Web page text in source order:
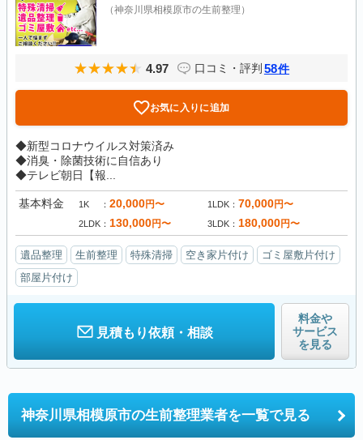
（神奈川県相模原市の生前整理）
4.97 口コミ・評判 58件
お気に入りに追加
◆新型コロナウイルス対策済み
◆消臭・除菌技術に自信あり
◆テレビ朝日【報...
基本料金 1K 20,000円〜 1LDK 70,000円〜
2LDK 130,000円〜 3LDK 180,000円〜
遺品整理 生前整理 特殊清掃 空き家片付け
ゴミ屋敷片付け
部屋片付け
見積もり依頼・相談
料金や
サービス
を見る
神奈川県相模原市の生前整理業者を一覧で見る